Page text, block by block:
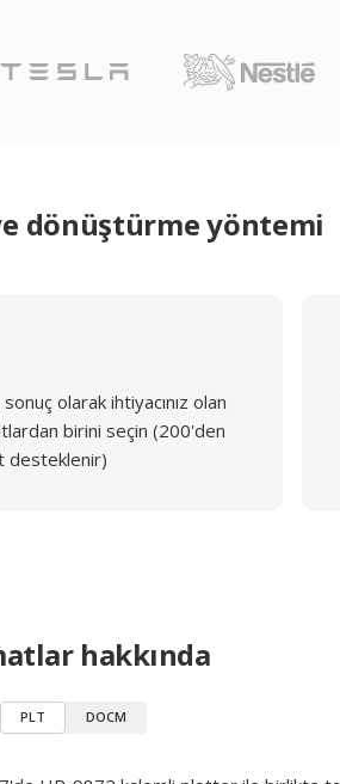
dönüştürme yöntemi
olarak ihtiyacınız olan
birini seçin (200'den
desteklenir)
hakkında
PLT DOCM